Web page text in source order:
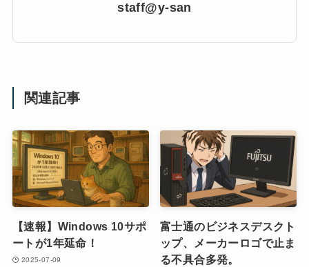
staff@y-san
関連記事
【速報】Windows 10サポ
ートが1年延命！
2025-07-09
富士通のビジネスデスクト
ップ、メーカーロゴで止ま
る不具合多発。